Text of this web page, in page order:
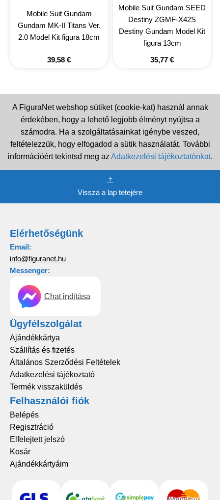
Mobile Suit Gundam
Gundam MK-II Titans Ver.
2.0 Model Kit figura 18cm
39,58 €
Mobile Suit Gundam SEED
Destiny ZGMF-X42S
Destiny Gundam Model Kit
figura 13cm
35,77 €
A FiguraNet webshop sütiket (cookie-kat) használ annak
érdekében, hogy a lehető legjobb élményt nyújtsa a
számodra. Ha a szolgáltatásainkat igénybe veszed,
feltételezzük, hogy elfogadod a sütik használatát. További
információért tekintsd meg az Adatkezelési tájékoztatónkat.
Vissza a lap tetejére
Elérhetőségünk
Email:
info@figuranet.hu
Messenger:
Chat indítása
Ügyfélszolgálat
Ajándékkártya
Szállítás és fizetés
Általános Szerződési Feltételek
Adatkezelési tájékoztató
Termék visszaküldés
Felhasználói fiók
Belépés
Regisztráció
Elfelejtett jelszó
Kosár
Ajándékkártyáim